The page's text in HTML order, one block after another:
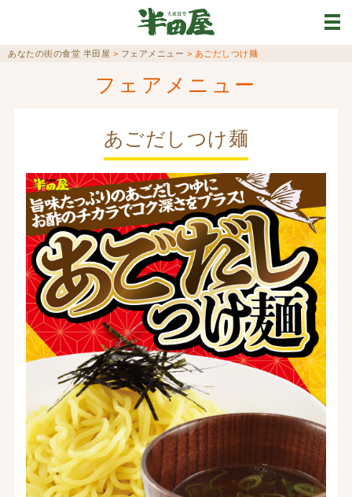
あなたの街の食堂 半田屋 > フェアメニュー > あごだしつけ麺
フェアメニュー
あごだしつけ麺